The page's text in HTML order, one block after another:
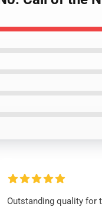
Outstanding quality for